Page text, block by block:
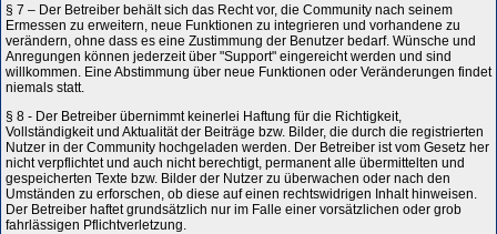
§ 7 – Der Betreiber behält sich das Recht vor, die Community nach seinem
Ermessen zu erweitern, neue Funktionen zu integrieren und vorhandene zu
verändern, ohne dass es eine Zustimmung der Benutzer bedarf. Wünsche und
Anregungen können jederzeit über "Support" eingereicht werden und sind
willkommen. Eine Abstimmung über neue Funktionen oder Veränderungen findet
niemals statt.
§ 8 - Der Betreiber übernimmt keinerlei Haftung für die Richtigkeit,
Vollständigkeit und Aktualität der Beiträge bzw. Bilder, die durch die registrierten
Nutzer in der Community hochgeladen werden. Der Betreiber ist vom Gesetz her
nicht verpflichtet und auch nicht berechtigt, permanent alle übermittelten und
gespeicherten Texte bzw. Bilder der Nutzer zu überwachen oder nach den
Umständen zu erforschen, ob diese auf einen rechtswidrigen Inhalt hinweisen.
Der Betreiber haftet grundsätzlich nur im Falle einer vorsätzlichen oder grob
fahrlässigen Pflichtverletzung.